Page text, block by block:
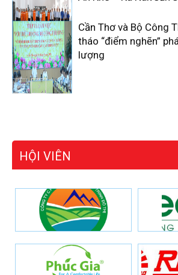
Cần Thơ và Bộ Công
tháo “điểm nghẽn”
lượng
HỘI VIÊN